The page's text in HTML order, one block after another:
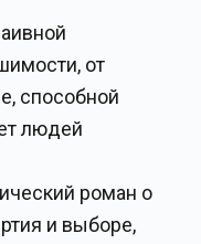
от
способной
людей
роман о
и выборе,